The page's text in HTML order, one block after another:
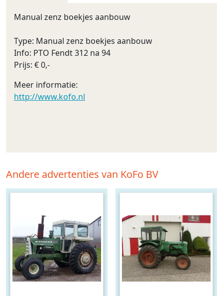
Manual zenz boekjes aanbouw
Type: Manual zenz boekjes aanbouw
Info: PTO Fendt 312 na 94
Prijs: € 0,-
Meer informatie:
http://www.kofo.nl
Andere advertenties van KoFo BV